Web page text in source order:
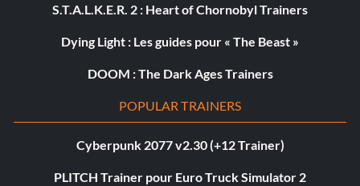
S.T.A.L.K.E.R. 2 : Heart of Chornobyl Trainers
Dying Light : Les guides pour « The Beast »
DOOM : The Dark Ages Trainers
POPULAR TRAINERS
Cyberpunk 2077 v2.30 (+12 Trainer)
PLITCH Trainer pour Euro Truck Simulator 2